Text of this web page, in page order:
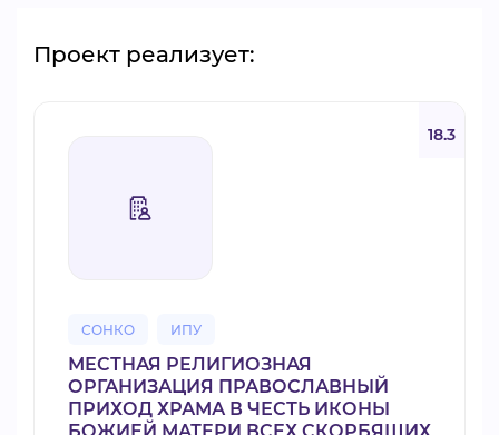
Проект реализует:
СОНКО ИПУ
18.3
МЕСТНАЯ РЕЛИГИОЗНАЯ
ОРГАНИЗАЦИЯ ПРАВОСЛАВНЫЙ
ПРИХОД ХРАМА В ЧЕСТЬ ИКОНЫ